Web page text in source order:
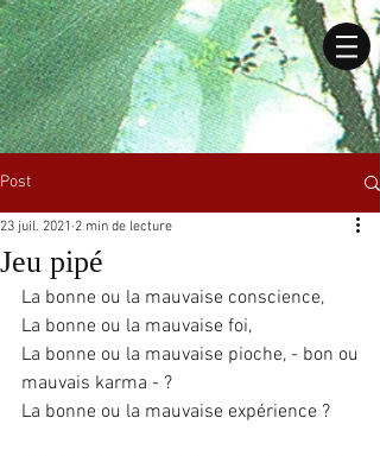
Post
Jeu pipé
23 juil. 2021 2 min de lecture
La bonne ou la mauvaise conscience,
La bonne ou la mauvaise foi,
La bonne ou la mauvaise pioche, - bon ou
mauvais karma - ?
La bonne ou la mauvaise expérience ?